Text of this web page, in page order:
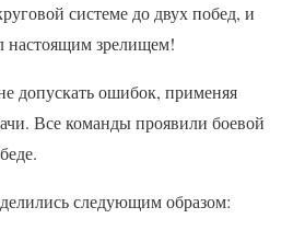
системе до двух побед, и
настоящим зрелищем!
допускать ошибок, применяя
Все команды проявили боевой
следующим образом: